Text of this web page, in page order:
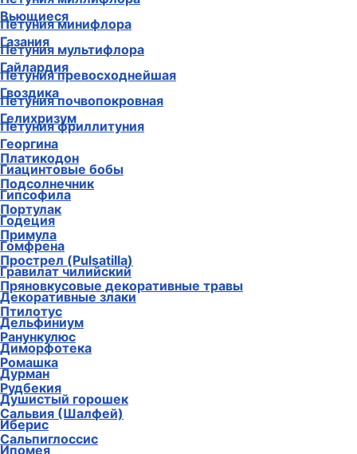
Петуния минифлора
Петуния мультифлора
Петуния превосходнейшая
Петуния почвопокровная
Петуния фриллитуния
Платикодон
Подсолнечник
Портулак
Примула
Прострел (Pulsatilla)
Пряновкусовые декоративные травы
Птилотус
Ранункулюс
Ромашка
Рудбекия
Сальвия (Шалфей)
Сальпиглоссис
Вьющиеся
Газания
Гайлардия
Гвоздика
Гелихризум
Георгина
Гиацинтовые бобы
Гипсофила
Годеция
Гомфрена
Гравилат чилийский
Декоративные злаки
Дельфиниум
Диморфотека
Дурман
Душистый горошек
Иберис
Ипомея